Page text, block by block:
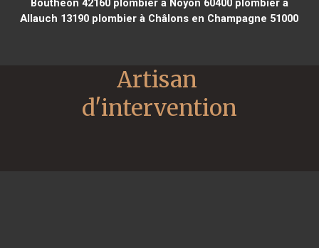
Allauch 13190 plombier à Châlons en Champagne 51000
Artisan
d'intervention